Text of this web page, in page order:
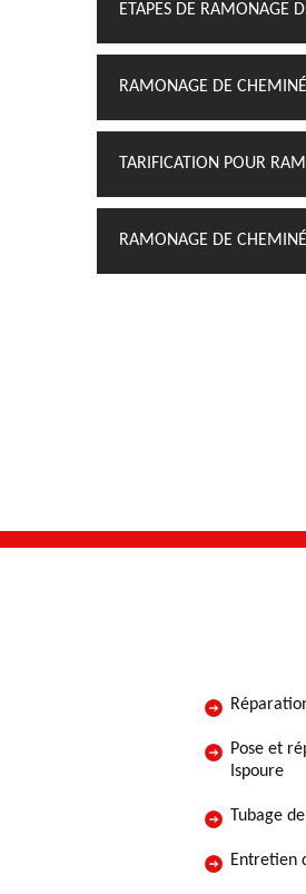
ETAPES DE RAMONAGE
RAMONAGE DE
TARIFICATION POUR
RAMONAGE DE
Pose et
Ispoure
Tubage
Entretien